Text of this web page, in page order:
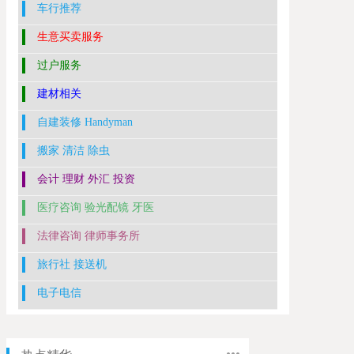
车行推荐
生意买卖服务
过户服务
建材相关
自建装修 Handyman
搬家 清洁 除虫
会计 理财 外汇 投资
医疗咨询 验光配镜 牙医
法律咨询 律师事务所
旅行社 接送机
电子电信